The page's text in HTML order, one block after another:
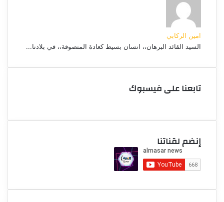
امين الركابي
السيد القائد البرهان،، انسان بسيط كعادة المتصوفة،، في بلادنا...
تابعنا على فيسبوك
إنضم لقناتنا